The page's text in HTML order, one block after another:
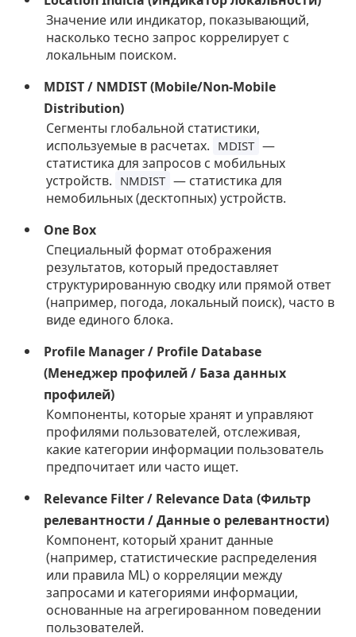
Значение или индикатор, показывающий,
насколько тесно запрос коррелирует с
локальным поиском.
MDIST / NMDIST (Mobile/Non-Mobile
Distribution)
Сегменты глобальной статистики,
используемые в расчетах. MDIST —
статистика для запросов с мобильных
устройств. NMDIST — статистика для
немобильных (десктопных) устройств.
One Box
Специальный формат отображения
результатов, который предоставляет
структурированную сводку или прямой ответ
(например, погода, локальный поиск), часто в
виде единого блока.
Profile Manager / Profile Database
(Менеджер профилей / База данных
профилей)
Компоненты, которые хранят и управляют
профилями пользователей, отслеживая,
какие категории информации пользователь
предпочитает или часто ищет.
Relevance Filter / Relevance Data (Фильтр
релевантности / Данные о релевантности)
Компонент, который хранит данные
(например, статистические распределения
или правила ML) о корреляции между
запросами и категориями информации,
основанные на агрегированном поведении
пользователей.